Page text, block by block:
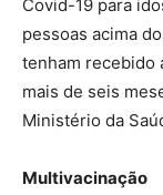
Covid-19 para
pessoas acima
tenham recebido
mais de seis
Ministério da
Multivacinação